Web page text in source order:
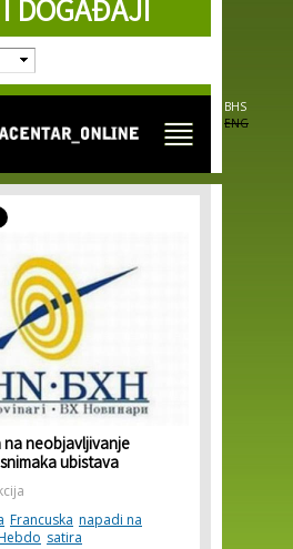
DOGAĐAJI
BHS
ENG
na neobjavljivanje
ubistava
Francuska napadi na
satira